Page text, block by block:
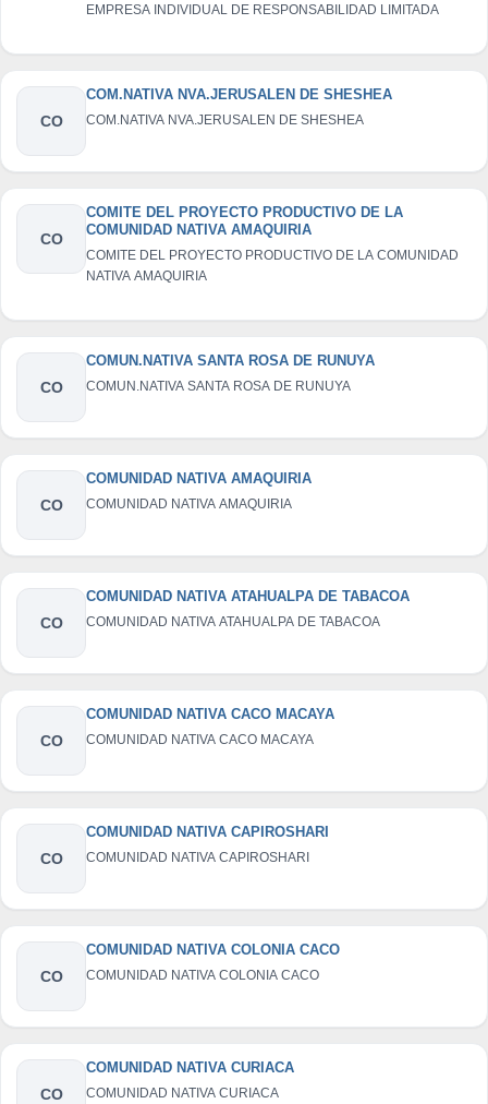
EMPRESA INDIVIDUAL DE RESPONSABILIDAD LIMITADA
CO
COM.NATIVA NVA.JERUSALEN DE SHESHEA
COM.NATIVA NVA.JERUSALEN DE SHESHEA
CO
COMITE DEL PROYECTO PRODUCTIVO DE LA
COMUNIDAD NATIVA AMAQUIRIA
COMITE DEL PROYECTO PRODUCTIVO DE LA COMUNIDAD
NATIVA AMAQUIRIA
CO
COMUN.NATIVA SANTA ROSA DE RUNUYA
COMUN.NATIVA SANTA ROSA DE RUNUYA
CO
COMUNIDAD NATIVA AMAQUIRIA
COMUNIDAD NATIVA AMAQUIRIA
CO
COMUNIDAD NATIVA ATAHUALPA DE TABACOA
COMUNIDAD NATIVA ATAHUALPA DE TABACOA
CO
COMUNIDAD NATIVA CACO MACAYA
COMUNIDAD NATIVA CACO MACAYA
CO
COMUNIDAD NATIVA CAPIROSHARI
COMUNIDAD NATIVA CAPIROSHARI
CO
COMUNIDAD NATIVA COLONIA CACO
COMUNIDAD NATIVA COLONIA CACO
CO
COMUNIDAD NATIVA CURIACA
COMUNIDAD NATIVA CURIACA